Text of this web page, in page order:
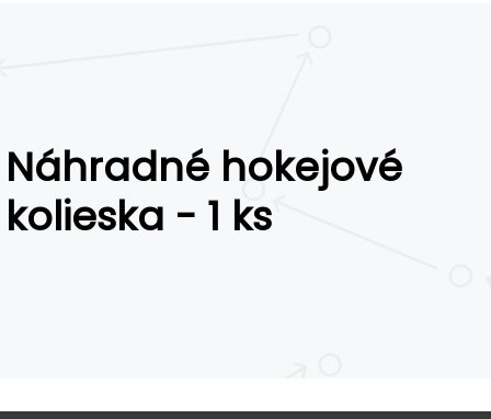
Náhradné hokejové
kolieska - 1 ks